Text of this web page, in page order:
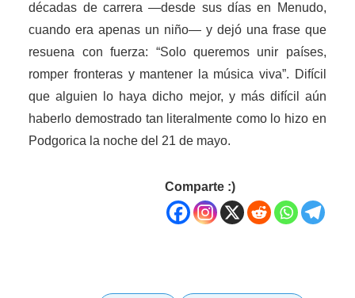
décadas de carrera —desde sus días en Menudo,
cuando era apenas un niño— y dejó una frase que
resuena con fuerza: “Solo queremos unir países,
romper fronteras y mantener la música viva”. Difícil
que alguien lo haya dicho mejor, y más difícil aún
haberlo demostrado tan literalmente como lo hizo en
Podgorica la noche del 21 de mayo.
Comparte :)